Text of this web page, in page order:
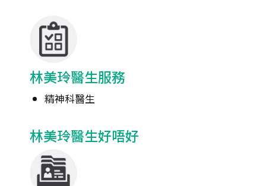
林美玲醫生服務
精神科醫生
林美玲醫生好唔好